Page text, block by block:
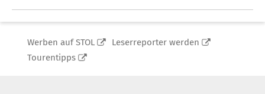
Werben auf STOL
Leserreporter werden
Tourentipps